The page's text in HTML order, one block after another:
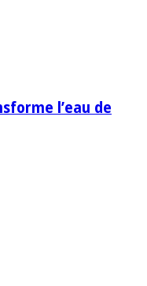
l’eau de